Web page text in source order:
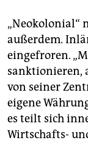
„Neokolonial“
außerdem.
eingefroren.
sanktionieren,
von seiner
eigene
es teilt sich
Wirtschafts-